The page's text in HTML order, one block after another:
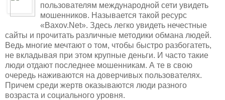
пользователям международной сети увидеть
мошенников. Называется такой ресурс
«Baxov.Net». Здесь легко увидеть нечестные
сайты и прочитать различные методики обмана людей.
Ведь многие мечтают о том, чтобы быстро разбогатеть,
не вкладывая при этом крупные деньги. И часто такие
люди отдают последнее мошенникам. А те в свою
очередь наживаются на доверчивых пользователях.
Причем среди жертв оказываются люди разного
возраста и социального уровня.